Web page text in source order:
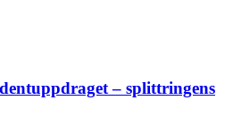
– splittringens